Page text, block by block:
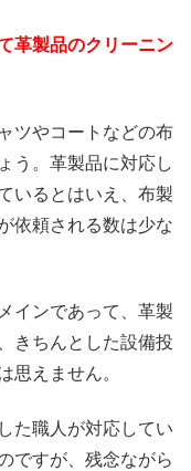
革製品のクリーニン
ツやコートなどの布
う。革製品に対応し
いるとはいえ、布製
依頼される数は少な
インであって、革製
きちんとした設備投
思えません。
た職人が対応してい
ですが、残念ながら